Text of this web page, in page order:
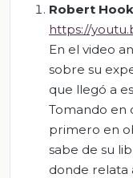
Robert
https://
En el video
sobre su
que llegó a
Tomando en
primero en
sabe de su
donde relata